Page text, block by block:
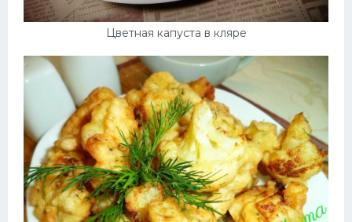
Цветная капуста в кляре